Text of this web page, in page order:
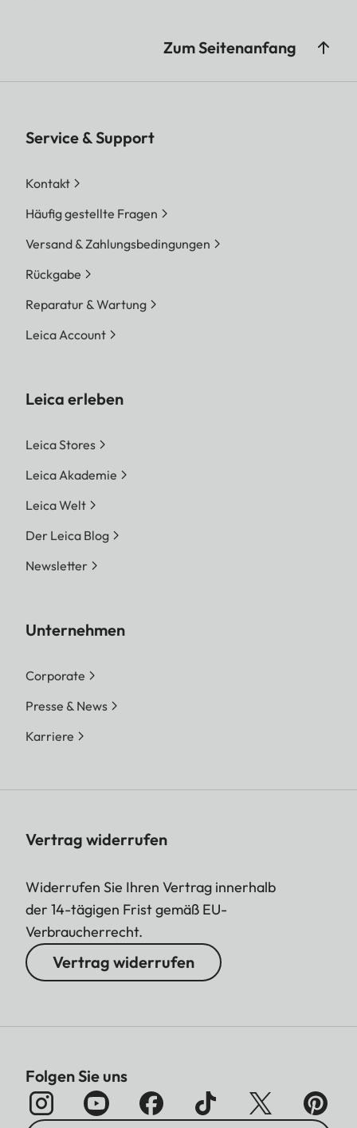
Zum Seitenanfang
Service & Support
Kontakt
Häufig gestellte Fragen
Versand & Zahlungsbedingungen
Rückgabe
Reparatur & Wartung
Leica Account
Leica erleben
Leica Stores
Leica Akademie
Leica Welt
Der Leica Blog
Newsletter
Unternehmen
Corporate
Presse & News
Karriere
Vertrag widerrufen
Widerrufen Sie Ihren Vertrag innerhalb
der 14-tägigen Frist gemäß EU-
Verbraucherrecht.
Vertrag widerrufen
Folgen Sie uns